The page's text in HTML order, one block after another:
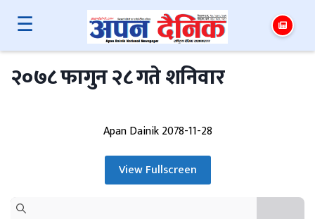
☰
२०७८ फागुन २८ गते शनिवार
Apan Dainik 2078-11-28
View Fullscreen